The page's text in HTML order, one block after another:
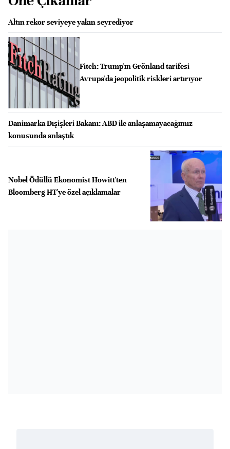
Altın rekor seviyeye yakın seyrediyor
Fitch: Trump'ın Grönland tarifesi
Avrupa'da jeopolitik riskleri artırıyor
Danimarka Dışişleri Bakanı: ABD ile anlaşamayacağımız
konusunda anlaştık
Nobel Ödüllü Ekonomist Howitt'ten
Bloomberg HT'ye özel açıklamalar